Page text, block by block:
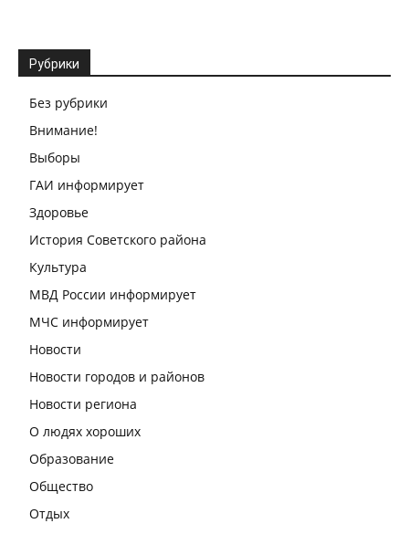
Рубрики
Без рубрики
Внимание!
Выборы
ГАИ информирует
Здоровье
История Советского района
Культура
МВД России информирует
МЧС информирует
Новости
Новости городов и районов
Новости региона
О людях хороших
Образование
Общество
Отдых